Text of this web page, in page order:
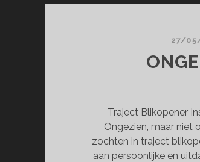
27/
Traject Blikopener
Ongezien, maar niet
zochten in traject
aan persoonlijke en